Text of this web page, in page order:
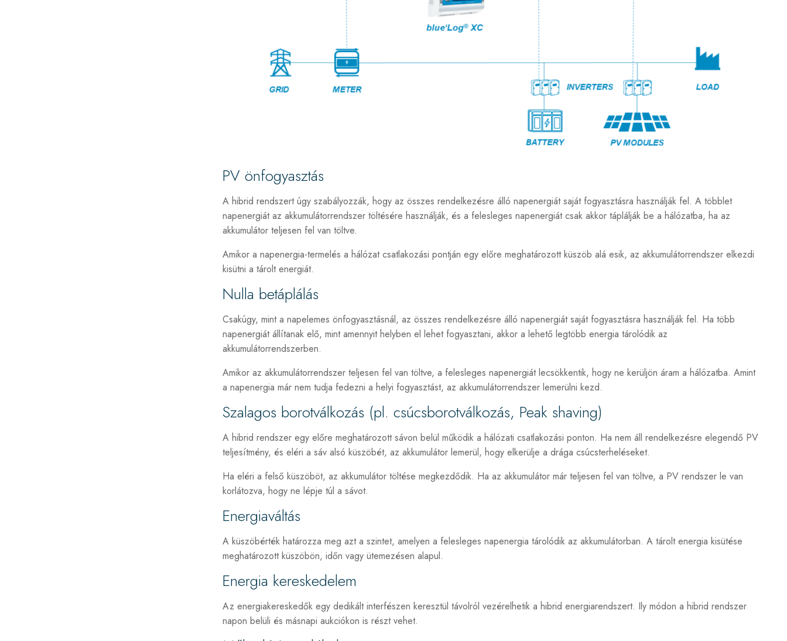
PV önfogyasztás
A hibrid rendszert úgy szabályozzák, hogy az összes rendelkezésre álló napenergiát saját fogyasztásra használják fel. A többlet
napenergiát az akkumulátorrendszer töltésére használják, és a felesleges napenergiát csak akkor táplálják be a hálózatba, ha az
akkumulátor teljesen fel van töltve.
Amikor a napenergia-termelés a hálózat csatlakozási pontján egy előre meghatározott küszöb alá esik, az akkumulátorrendszer elkezdi
kisütni a tárolt energiát.
Nulla betáplálás
Csakúgy, mint a napelemes önfogyasztásnál, az összes rendelkezésre álló napenergiát saját fogyasztásra használják fel. Ha több
napenergiát állítanak elő, mint amennyit helyben el lehet fogyasztani, akkor a lehető legtöbb energia tárolódik az
akkumulátorrendszerben.
Amikor az akkumulátorrendszer teljesen fel van töltve, a felesleges napenergiát lecsökkentik, hogy ne kerüljön áram a hálózatba. Amint
a napenergia már nem tudja fedezni a helyi fogyasztást, az akkumulátorrendszer lemerülni kezd.
Szalagos borotválkozás (pl. csúcsborotválkozás, Peak shaving)
A hibrid rendszer egy előre meghatározott sávon belül működik a hálózati csatlakozási ponton. Ha nem áll rendelkezésre elegendő PV
teljesítmény, és eléri a sáv alsó küszöbét, az akkumulátor lemerül, hogy elkerülje a drága csúcsterheléseket.
Ha eléri a felső küszöböt, az akkumulátor töltése megkezdődik. Ha az akkumulátor már teljesen fel van töltve, a PV rendszer le van
korlátozva, hogy ne lépje túl a sávot.
Energiaváltás
A küszöbérték határozza meg azt a szintet, amelyen a felesleges napenergia tárolódik az akkumulátorban. A tárolt energia kisütése
meghatározott küszöbön, időn vagy ütemezésen alapul.
Energia kereskedelem
Az energiakereskedők egy dedikált interfészen keresztül távolról vezérelhetik a hibrid energiarendszert. Ily módon a hibrid rendszer
napon belüli és másnapi aukciókon is részt vehet.